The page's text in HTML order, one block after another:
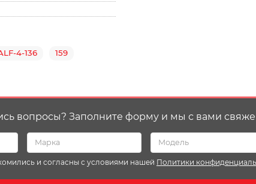
4-136 159
вопросы? Заполните форму и мы с вами
и согласны с условиями нашей Политики